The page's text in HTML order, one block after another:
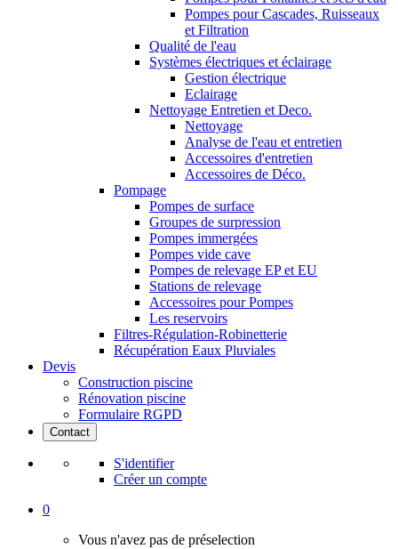
Pompes pour Cascades, Ruisseaux
et Filtration
Qualité de l'eau
Systèmes électriques et éclairage
Gestion électrique
Eclairage
Nettoyage Entretien et Deco.
Nettoyage
Analyse de l'eau et entretien
Accessoires d'entretien
Accessoires de Déco.
Pompage
Pompes de surface
Groupes de surpression
Pompes immergées
Pompes vide cave
Pompes de relevage EP et EU
Stations de relevage
Accessoires pour Pompes
Les reservoirs
Filtres-Régulation-Robinetterie
Récupération Eaux Pluviales
Devis
Construction piscine
Rénovation piscine
Formulaire RGPD
Contact
S'identifier
Créer un compte
0
Vous n'avez pas de préselection